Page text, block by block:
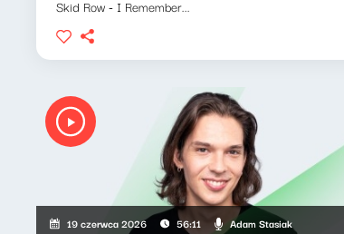
Skid Row - I Remember...
19 czerwca 2026 56:11 Adam Stasiak